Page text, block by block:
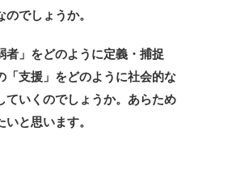
のでしょうか。
者」をどのように定義・捕捉
「支援」をどのように社会的な
ていくのでしょうか。あらため
と思います。